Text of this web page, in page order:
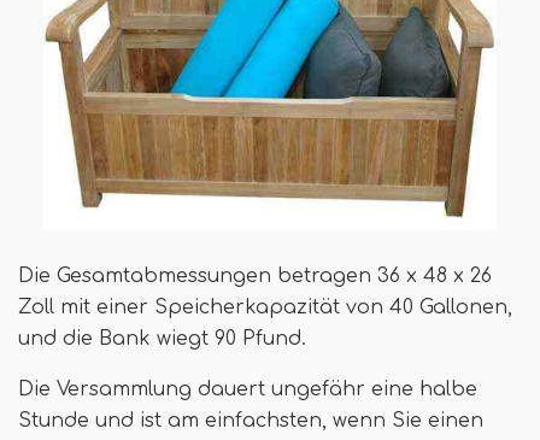
Die Gesamtabmessungen betragen 36 x 48 x 26
Zoll mit einer Speicherkapazität von 40 Gallonen,
und die Bank wiegt 90 Pfund.
Die Versammlung dauert ungefähr eine halbe
Stunde und ist am einfachsten, wenn Sie einen